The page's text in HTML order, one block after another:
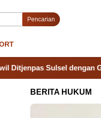
Pencarian
Sulsel dengan
BERITA HUKUM